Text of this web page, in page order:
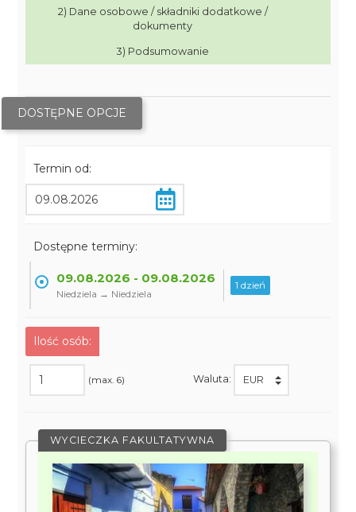
2) Dane osobowe / składniki dodatkowe /
dokumenty
3) Podsumowanie
DOSTĘPNE OPCJE
Termin od:
Dostępne terminy:
09.08.2026 - 09.08.2026
Niedziela → Niedziela
1 dzień
Ilość osób:
(max. 6) Waluta:
WYCIECZKA FAKULTATYWNA